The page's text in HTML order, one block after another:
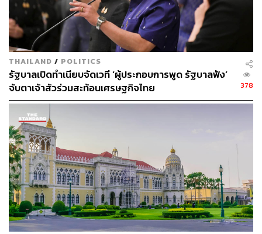
ABOUT THE AUTHOR
ถนัดกิจ จันกิเสน
โลกออฟไลน์และออนไลน์มาถอดรหัสความ
เคลื่อนไหวให้เป็นเรื่องเข้าใจง่าย สนุก และได้
ไอเดียใหม่ๆ
THAILAND / POLITICS
รัฐบาลเปิดทำเนียบจัดเวที ‘ผู้ประกอบการพูด รัฐบาลฟัง’
จับตาเจ้าสัวร่วมสะท้อนเศรษฐกิจไทย
378